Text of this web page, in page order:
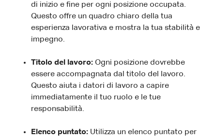
di inizio e fine per ogni posizione occupata.
Questo offre un quadro chiaro della tua
esperienza lavorativa e mostra la tua stabilità e
impegno.
Titolo del lavoro: Ogni posizione dovrebbe
essere accompagnata dal titolo del lavoro.
Questo aiuta i datori di lavoro a capire
immediatamente il tuo ruolo e le tue
responsabilità.
Elenco puntato: Utilizza un elenco puntato per